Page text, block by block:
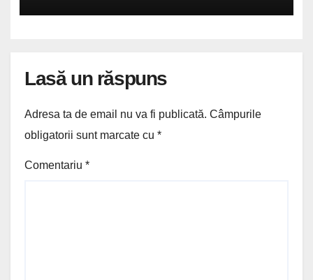
Lasă un răspuns
Adresa ta de email nu va fi publicată. Câmpurile
obligatorii sunt marcate cu *
Comentariu *